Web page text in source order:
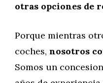
otras opciones de
Porque mientras
coches, nosotros
Somos un